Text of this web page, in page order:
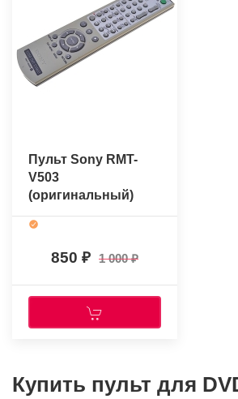
Пульт Sony RMT-
V503
(оригинальный)
850 1 000
Купить пульт для